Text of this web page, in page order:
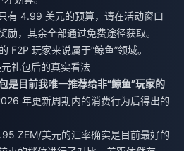
有 4.99 美元的预算，请在活动窗口
励，其余全部通过免费途径获取。
F2P 玩家来说属于“鲸鱼”领域。
礼包后的真实看法
是目前我唯一推荐给非“鲸鱼”玩家的
年更新周期内的消费行为后得出的
ZEM/美元的汇率确实是目前最好的